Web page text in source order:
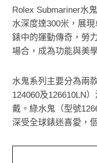
Rolex Submariner水
水深度達300米，展
錶中的運動傳奇，勞
場合，成為功能與美
水鬼系列主要分為兩
124060及126610LN
戴。綠水鬼（型號
深受全球錶迷喜愛，